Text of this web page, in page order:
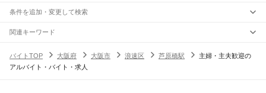
条件を追加・変更して検索
市区町村を追加・変更
大阪府すべて
大阪市 すべて
駅を追加・変更
職種を追加・変更
関連キーワード
バイトTOP
大阪府 大阪市 浪速区 芦原橋駅
主婦・主夫歓迎の
アルバイト・バイト・求人